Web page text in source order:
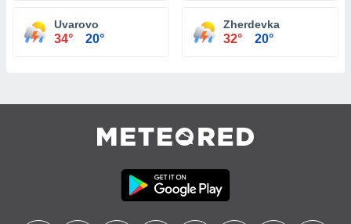
Uvarovo
34° 20°
Zherdevka
32° 20°